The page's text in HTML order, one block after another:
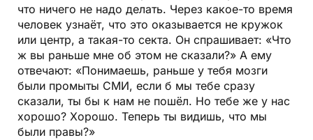
что ничего не надо делать. Через какое-то время
человек узнаёт, что это оказывается не кружок
или центр, а такая-то секта. Он спрашивает: «Что
ж вы раньше мне об этом не сказали?» А ему
отвечают: «Понимаешь, раньше у тебя мозги
были промыты СМИ, если б мы тебе сразу
сказали, ты бы к нам не пошёл. Но тебе же у нас
хорошо? Хорошо. Теперь ты видишь, что мы
были правы?»